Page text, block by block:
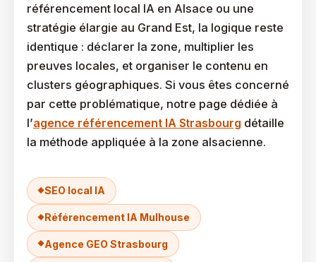
référencement local IA en Alsace ou une
stratégie élargie au Grand Est, la logique reste
identique : déclarer la zone, multiplier les
preuves locales, et organiser le contenu en
clusters géographiques. Si vous êtes concerné
par cette problématique, notre page dédiée à
l’agence référencement IA Strasbourg détaille
la méthode appliquée à la zone alsacienne.
SEO local IA
Référencement IA Mulhouse
Agence GEO Strasbourg